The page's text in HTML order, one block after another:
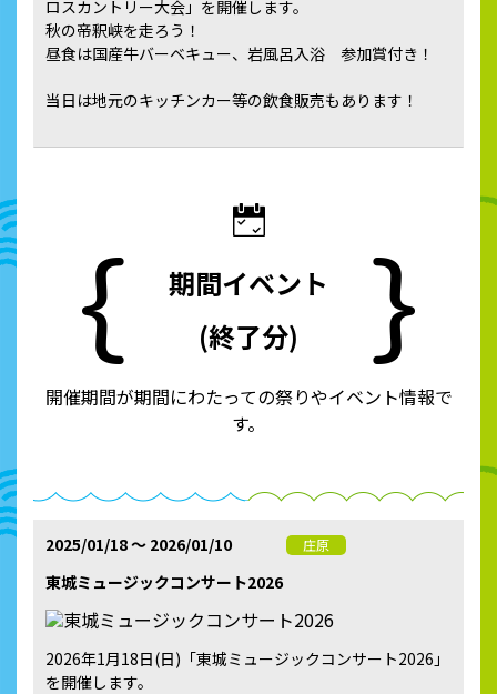
ロスカントリー大会」を開催します。
秋の帝釈峡を走ろう！
昼食は国産牛バーベキュー、岩風呂入浴 参加賞付き！
当日は地元のキッチンカー等の飲食販売もあります！
期間イベント
(終了分)
開催期間が期間にわたっての祭りやイベント情報で
す。
2025/01/18 ～ 2026/01/10 庄原
東城ミュージックコンサート2026
2026年1月18日(日)「東城ミュージックコンサート2026」
を開催します。